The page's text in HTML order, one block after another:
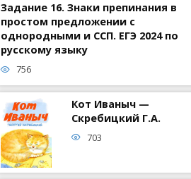
Задание 16. Знаки препинания в
простом предложении с
однородными и ССП. ЕГЭ 2024 по
русскому языку
756
Кот Иваныч —
Скребицкий Г.А.
703